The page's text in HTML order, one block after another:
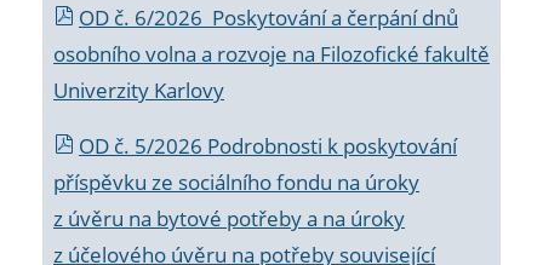
OD č. 6/2026 Poskytování a čerpání dnů
osobního volna a rozvoje na Filozofické fakultě
Univerzity Karlovy
OD č. 5/2026 Podrobnosti k poskytování
příspěvku ze sociálního fondu na úroky
z úvěru na bytové potřeby a na úroky
z účelového úvěru na potřeby související